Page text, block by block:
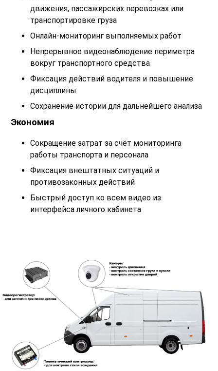
движения, пассажирских перевозках или
транспортировке груза
Онлайн-мониторинг выполняемых работ
Непрерывное видеонаблюдение периметра
вокруг транспортного средства
Фиксация действий водителя и повышение
дисциплины
Сохранение истории для дальнейшего анализа
Экономия
Сокращение затрат за счёт мониторинга
работы транспорта и персонала
Фиксация внештатных ситуаций и
противозаконных действий
Быстрый доступ ко всем видео из
интерфейса личного кабинета